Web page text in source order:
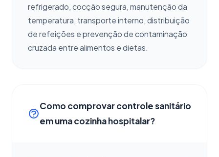
refrigerado, cocção segura, manutenção da
temperatura, transporte interno, distribuição
de refeições e prevenção de contaminação
cruzada entre alimentos e dietas.
Como comprovar controle sanitário
em uma cozinha hospitalar?